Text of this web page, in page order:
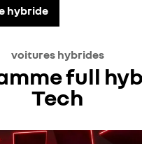
hybride
voitures hybrides
full
Tech